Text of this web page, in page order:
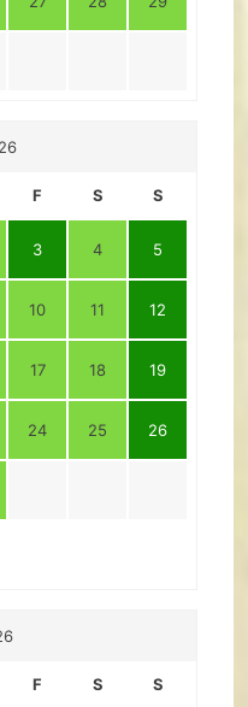
F S S
3 4 5
10 11 12
17 18 19
24 25 26
F S S